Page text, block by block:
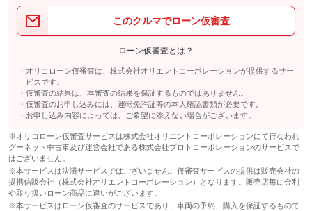
このクルマでローン仮審査
ローン仮審査とは？
オリコローン仮審査は、株式会社オリエントコーポレーションが提供するサー
ビスです。
仮審査の結果は、本審査の結果を保証するものではありません。
仮審査のお申し込みには、運転免許証等の本人確認書類が必要です。
お申し込み内容によっては、ご希望に添えない場合がございます。
※オリコローン仮審査サービスは株式会社オリエントコーポレーションにて行なわれ
グーネット中古車及び運営会社である株式会社プロトコーポレーションのサービスで
はございません。
※本サービスは決済サービスではございません。仮審査サービスの提供は販売会社の
提携信販会社（株式会社オリエントコーポレーション）となります。販売店毎に金利
や取り扱いローン商品に違いがございます。
※本サービスはローン仮審査のサービスであり、車両の予約、購入を保証するもので